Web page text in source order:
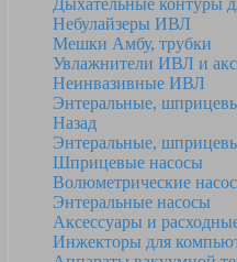
Дыхательные контуры
Небулайзеры ИВЛ
Мешки Амбу, трубки
Увлажнители ИВЛ и
Неинвазивные ИВЛ
Энтеральные,
Назад
Энтеральные,
Шприцевые насосы
Волюметрические
Энтеральные насосы
Аксессуары и
Инжекторы для